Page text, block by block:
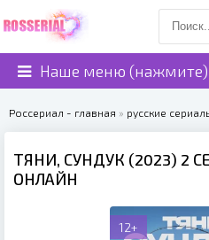
Наше меню (нажмите)
Россериал - главная » русские
ТЯНИ, СУНДУК (2023) 2
ОНЛАЙН
12+